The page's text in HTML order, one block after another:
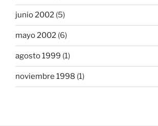
junio 2002 (5)
mayo 2002 (6)
agosto 1999 (1)
noviembre 1998 (1)